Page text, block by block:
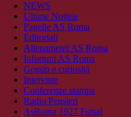
NEWS
Ultime Notizie
Pagelle AS Roma
Editoriali
Allenamenti AS Roma
Infortuni AS Roma
Gossip e curiosità
Interviste
Conferenze stampa
Radio Pensieri
AsRoma 1927 Futsal